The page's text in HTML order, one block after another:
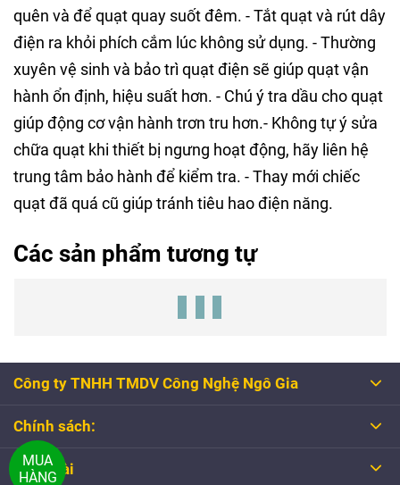
MUA
HÀNG
quên và để quạt quay suốt đêm. - Tắt quạt và rút dây
điện ra khỏi phích cắm lúc không sử dụng. - Thường
xuyên vệ sinh và bảo trì quạt điện sẽ giúp quạt vận
hành ổn định, hiệu suất hơn. - Chú ý tra dầu cho quạt
giúp động cơ vận hành trơn tru hơn.- Không tự ý sửa
chữa quạt khi thiết bị ngưng hoạt động, hãy liên hệ
trung tâm bảo hành để kiểm tra. - Thay mới chiếc
quạt đã quá cũ giúp tránh tiêu hao điện năng.
Các sản phẩm tương tự
Công ty TNHH TMDV Công Nghệ Ngô Gia
Chính sách:
Tổng đài